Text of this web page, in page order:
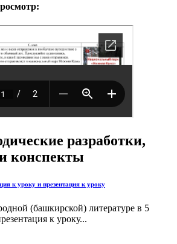
разработки,
конспекты
к уроку и презентация к уроку
(башкирской) литературе в 5
к уроку...